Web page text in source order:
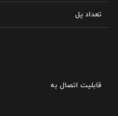
تعداد پل
قابلیت اتصال به